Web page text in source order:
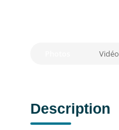
Vidéo
Description